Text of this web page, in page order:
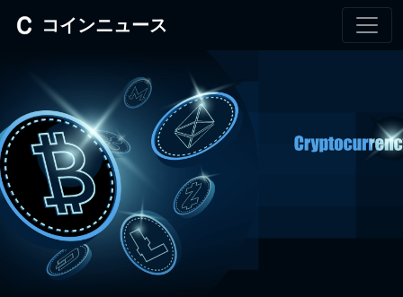
コインニュース